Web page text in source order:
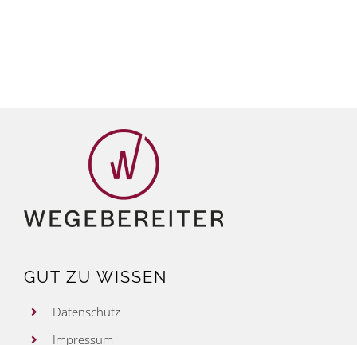
GUT ZU WISSEN
Datenschutz
Impressum